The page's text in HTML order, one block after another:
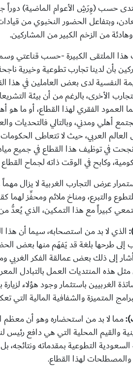
حسب (وِرَشِ الأعوام الماضية) دوراً
وبتفاعل الحضور النخبوي من
من الزخم الكبير من المشاركين.
هذا الملتقى الكبيرة -حسب قناعتي
بأن لدينا تجارب تطوعية وخيرية
النفسية لدى بعض العاملين في هذا
الأخرى، بالرغم من أن بيئة
العمود الفقري لهذا القطاع، أو
أهلي ومدني، وبالتالي فالتحديات
العالم العربي، حيث لا تتعاطى
نجحت في توظيف هذا القطاع في جميع
وكابح في الوقت ذاته لجماح
عرض التجارب الغربية لا يزال
والتبرع، ومناخ ملائم ومحفِّز
كبيراً مع هذا التمكين، الذي يُعدُّ
الذي لا بد من استصحابه، سيما أن
طرحها بلغة قد يَفهَم منها بعض
إلى ذلك بعض عمالقة الفكر الغربي
هذه المنتديات العمل بالتبادل
الغربيين باستثمار وجود هؤلاء
المتميزة والشفافية المالية
مما لا بد من استحضاره وهو أن معظم
والقيم المحلية التي هي دافع
السعودية التطوعية بمقدماته
لهذا القطاع.